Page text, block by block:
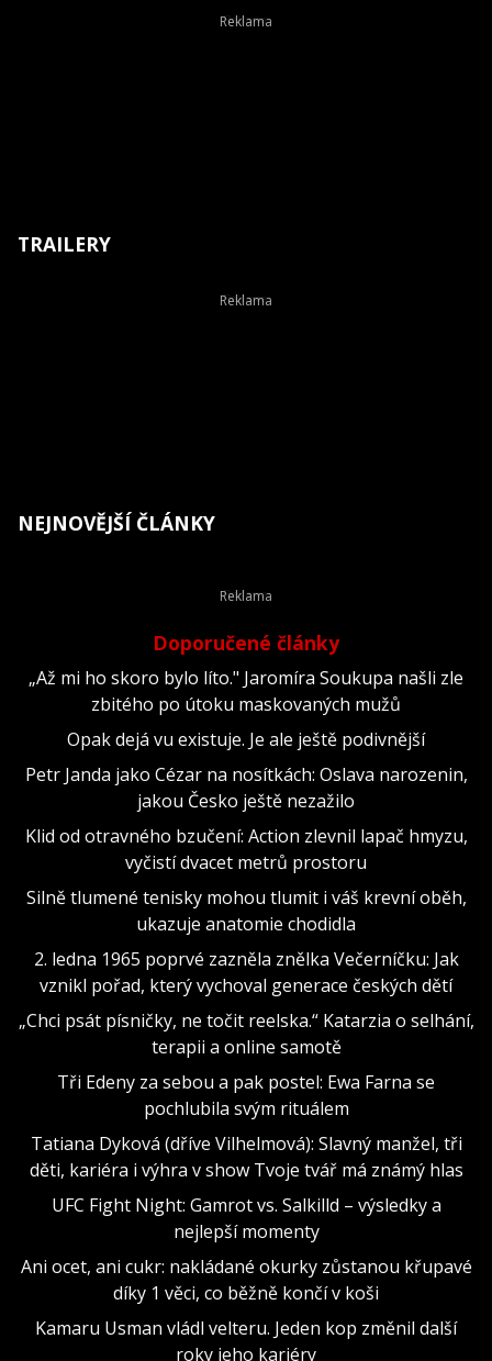
TRAILERY
NEJNOVĚJŠÍ ČLÁNKY
Doporučené články
„Až mi ho skoro bylo líto." Jaromíra Soukupa našli zle
zbitého po útoku maskovaných mužů
Opak dejá vu existuje. Je ale ještě podivnější
Petr Janda jako Cézar na nosítkách: Oslava narozenin,
jakou Česko ještě nezažilo
Klid od otravného bzučení: Action zlevnil lapač hmyzu,
vyčistí dvacet metrů prostoru
Silně tlumené tenisky mohou tlumit i váš krevní oběh,
ukazuje anatomie chodidla
2. ledna 1965 poprvé zazněla znělka Večerníčku: Jak
vznikl pořad, který vychoval generace českých dětí
„Chci psát písničky, ne točit reelska.“ Katarzia o selhání,
terapii a online samotě
Tři Edeny za sebou a pak postel: Ewa Farna se
pochlubila svým rituálem
Tatiana Dyková (dříve Vilhelmová): Slavný manžel, tři
děti, kariéra i výhra v show Tvoje tvář má známý hlas
UFC Fight Night: Gamrot vs. Salkilld – výsledky a
nejlepší momenty
Ani ocet, ani cukr: nakládané okurky zůstanou křupavé
díky 1 věci, co běžně končí v koši
Kamaru Usman vládl velteru. Jeden kop změnil další
roky jeho kariéry